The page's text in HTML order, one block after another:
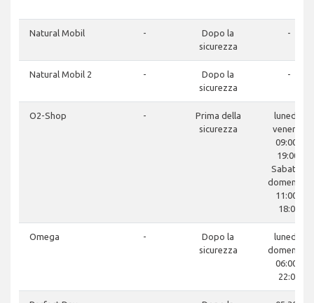
Natural Mobil -
Dopo la
sicurezza
-
Natural Mobil 2 -
Dopo la
sicurezza
-
O2-Shop -
Prima della
sicurezza
lunedì -
venerdì:
09:00 -
19:00,
Sabato -
domenica:
11:00 -
18:00
Omega -
Dopo la
sicurezza
lunedì -
domenica:
06:00 -
22:00